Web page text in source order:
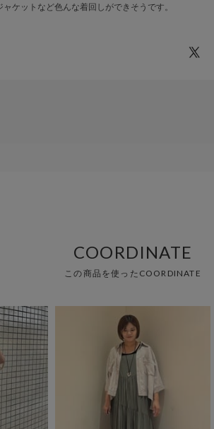
ケットなど色んな着回しができそうです。
COORDINATE
この商品を使ったCOORDINATE